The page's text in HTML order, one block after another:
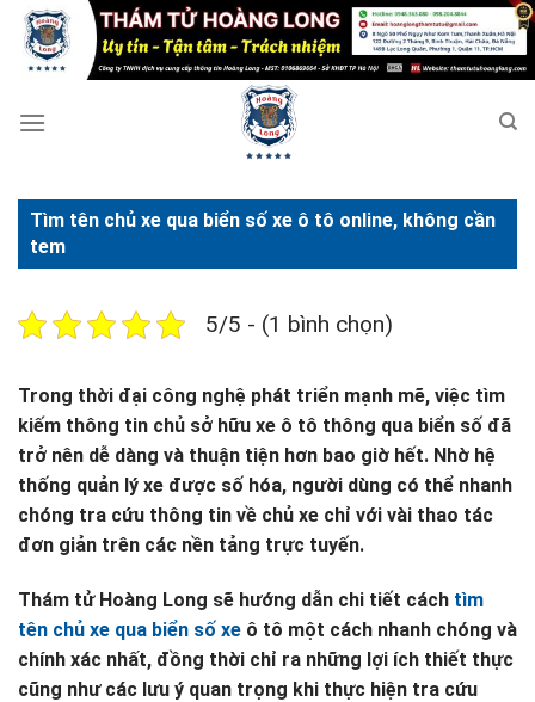
qua
Tìm tên chủ xe qua biển số xe ô tô online, không cần
tem
5/5 - (1 bình chọn)
Trong thời đại công nghệ phát triển mạnh mẽ, việc tìm
kiếm thông tin chủ sở hữu xe ô tô thông qua biển số đã
trở nên dễ dàng và thuận tiện hơn bao giờ hết. Nhờ hệ
thống quản lý xe được số hóa, người dùng có thể nhanh
chóng tra cứu thông tin về chủ xe chỉ với vài thao tác
đơn giản trên các nền tảng trực tuyến.
Thám tử Hoàng Long sẽ hướng dẫn chi tiết cách tìm
tên chủ xe qua biển số xe ô tô một cách nhanh chóng và
chính xác nhất, đồng thời chỉ ra những lợi ích thiết thực
cũng như các lưu ý quan trọng khi thực hiện tra cứu